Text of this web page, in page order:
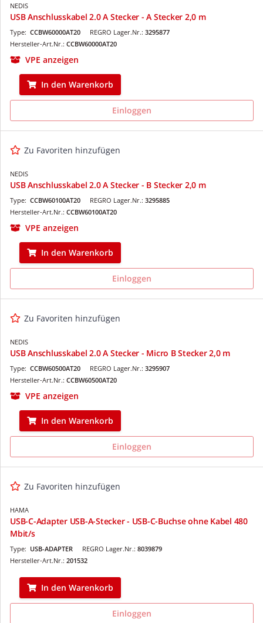
NEDIS
USB Anschlusskabel 2.0 A Stecker - A Stecker 2,0 m
REGRO Lager.Nr.: 3295877
Type: CCBW60000AT20
Hersteller-Art.Nr.: CCBW60000AT20
VPE anzeigen
In den Warenkorb
Einloggen
Zu Favoriten hinzufügen
NEDIS
USB Anschlusskabel 2.0 A Stecker - B Stecker 2,0 m
REGRO Lager.Nr.: 3295885
Type: CCBW60100AT20
Hersteller-Art.Nr.: CCBW60100AT20
VPE anzeigen
In den Warenkorb
Einloggen
Zu Favoriten hinzufügen
NEDIS
USB Anschlusskabel 2.0 A Stecker - Micro B Stecker 2,0 m
REGRO Lager.Nr.: 3295907
Type: CCBW60500AT20
Hersteller-Art.Nr.: CCBW60500AT20
VPE anzeigen
In den Warenkorb
Einloggen
Zu Favoriten hinzufügen
HAMA
USB-C-Adapter USB-A-Stecker - USB-C-Buchse ohne Kabel 480
Mbit/s
REGRO Lager.Nr.: 8039879
Type: USB-ADAPTER
Hersteller-Art.Nr.: 201532
In den Warenkorb
Einloggen